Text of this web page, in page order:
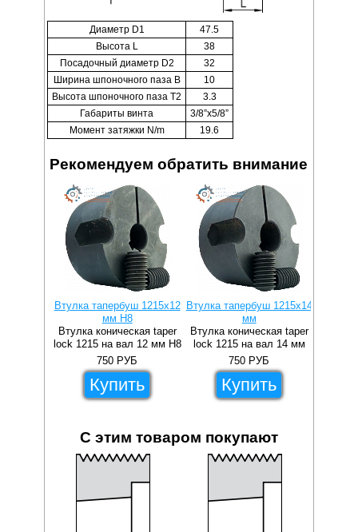
Диаметр D1
47.5
Высота L
38
Посадочный диаметр D2
32
Ширина шпоночного паза B
10
Высота шпоночного паза T2
3.3
Габариты винта
3/8”x5/8”
Момент затяжки N/m
19.6
Рекомендуем обратить внимание
Втулка тапербуш 1215x12
мм H8
Втулка коническая taper
lock 1215 на вал 12 мм H8
750 РУБ
Купить
Втулка тапербуш 1215x14
мм
Втулка коническая taper
lock 1215 на вал 14 мм
750 РУБ
Купить
С этим товаром покупают